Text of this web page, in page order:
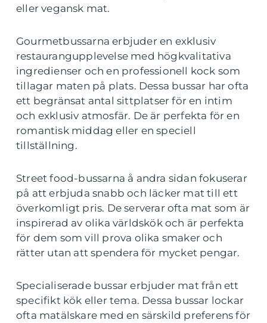
eller vegansk mat.
Gourmetbussarna erbjuder en exklusiv
restaurangupplevelse med högkvalitativa
ingredienser och en professionell kock som
tillagar maten på plats. Dessa bussar har ofta
ett begränsat antal sittplatser för en intim
och exklusiv atmosfär. De är perfekta för en
romantisk middag eller en speciell
tillställning.
Street food-bussarna å andra sidan fokuserar
på att erbjuda snabb och läcker mat till ett
överkomligt pris. De serverar ofta mat som är
inspirerad av olika världskök och är perfekta
för dem som vill prova olika smaker och
rätter utan att spendera för mycket pengar.
Specialiserade bussar erbjuder mat från ett
specifikt kök eller tema. Dessa bussar lockar
ofta matälskare med en särskild preferens för